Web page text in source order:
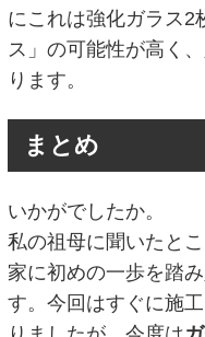
にこれは強化ガラス2
ス」の可能性が高く
ります。
まとめ
いかがでしたか。
私の祖母に聞いたと
家に初めの一歩を踏
す。今回はすぐに施